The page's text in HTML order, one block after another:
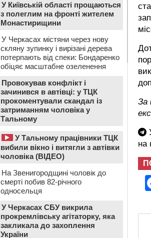
За
на
У Київській області прощаються
з полеглим на фронті жителем
Монастирищини
У Черкасах містяни через нову
скляну зупинку і вирізані дерева
потерпають від спеки: Бондаренко
обіцяє масштабне озеленення
Провокував конфлікт і
зачинився в автівці: у ТЦК
прокоментували скандал із
затриманням чоловіка у
Тальному
У Тальному працівники ТЦК
вибили вікно і витягли з автівки
чоловіка (ВІДЕО)
На Звенигородщині чоловік до
смерті побив 82-річного
односельця
У Черкасах СБУ викрила
прокремлівську агітаторку, яка
закликала до захоплення
України